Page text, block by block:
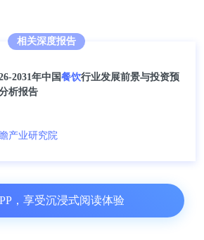
电商平台居多
消费渠道偏好中，以综合电商平
频平台和综合连锁超市，便利店
相关深度报告
2031年中国餐饮行业发展前景与投资预
析报告
产业研究院
，享受沉浸式阅读体验